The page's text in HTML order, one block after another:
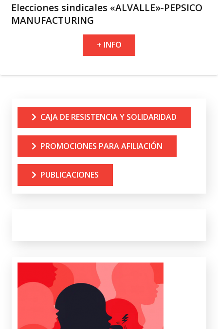
Elecciones sindicales «ALVALLE»-PEPSICO
MANUFACTURING
+ INFO
CAJA DE RESISTENCIA Y SOLIDARIDAD
PROMOCIONES PARA AFILIACIÓN
PUBLICACIONES